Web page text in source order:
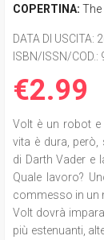
COPERTINA: The
DATA DI USCITA:
ISBN/ISSN/COD.:
€2.99
Volt è un robot e
vita è dura, però,
di Darth Vader e
Quale lavoro?
commesso in un
Volt dovrà
più estenuanti,